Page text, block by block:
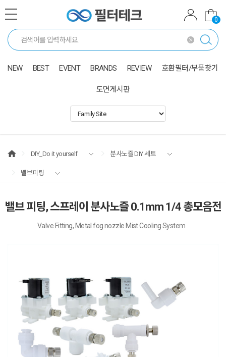
0
NEW BEST EVENT BRANDS REVIEW 호환필터/부품찾기
도면게시판
DIY_Do it yourself 분사노즐 DIY 세트
밸브피팅
밸브 피팅, 스프레이 분사노즐 0.1mm 1/4 총모음전
Valve Fitting, Metal fog nozzle Mist Cooling System